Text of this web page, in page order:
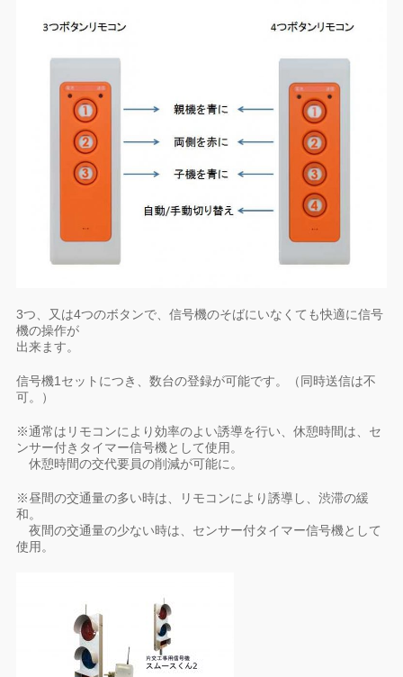
3つ、又は4つのボタンで、信号機のそばにいなくても快適に信号
機の操作が
出来ます。
信号機1セットにつき、数台の登録が可能です。（同時送信は不
可。）
※通常はリモコンにより効率のよい誘導を行い、休憩時間は、セ
ンサー付きタイマー信号機として使用。
休憩時間の交代要員の削減が可能に。
※昼間の交通量の多い時は、リモコンにより誘導し、渋滞の緩
和。
夜間の交通量の少ない時は、センサー付タイマー信号機として
使用。